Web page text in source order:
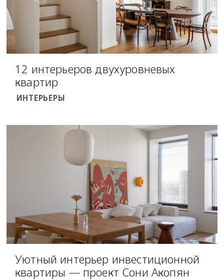
12 интерьеров двухуровневых
квартир
ИНТЕРЬЕРЫ
Уютный интерьер инвестиционной
квартиры — проект Сони Акопян